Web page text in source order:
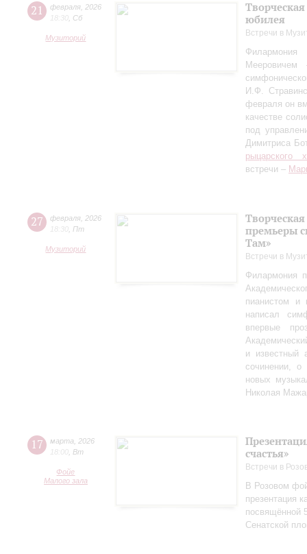
21 февраля 2026
18:30
Сб
Музиторий
юбилея
Встречи в
Мееровичем
И.Ф.
февраля он
качестве
под
Димитриса
рыцарского
встречи –
27 февраля 2026
18:30 Пт
Музиторий
премьеры
Там»
Встречи в
Филармония
пианистом и
написал
впервые
и известный
сочинении,
новых
Николая
17 марта
2026
18:00 Вт
Фойе
Малого зала
счастья»
Встречи в
В Розовом
презентация
посвящённой
Сенатской